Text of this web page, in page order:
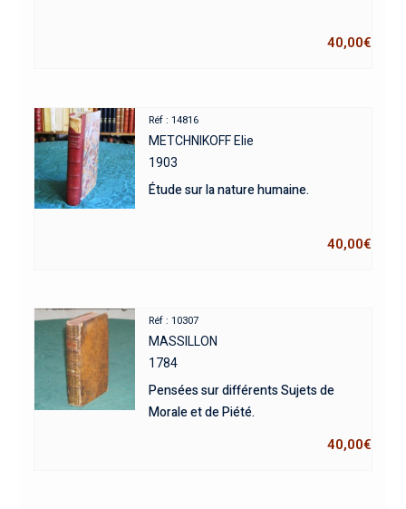
40,00€
Réf : 14816
METCHNIKOFF Elie
1903
Étude sur la nature humaine.
40,00€
Réf : 10307
MASSILLON
1784
Pensées sur différents Sujets de
Morale et de Piété.
40,00€